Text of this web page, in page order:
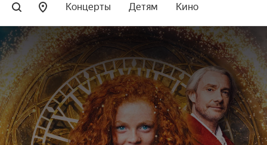
Концерты Детям Кино